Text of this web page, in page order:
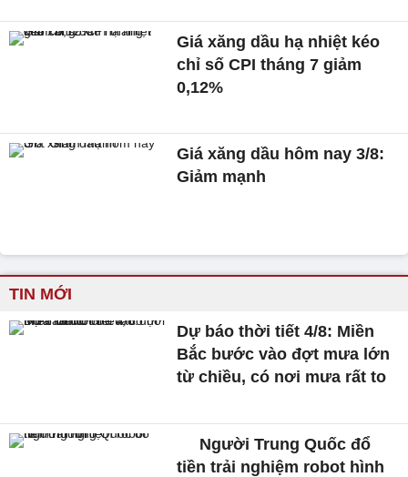
Giá xăng dầu hạ nhiệt kéo
chỉ số CPI tháng 7 giảm
0,12%
Giá xăng dầu hôm nay 3/8:
Giảm mạnh
TIN MỚI
Dự báo thời tiết 4/8: Miền
Bắc bước vào đợt mưa lớn
từ chiều, có nơi mưa rất to
Người Trung Quốc đổ
tiền trải nghiệm robot hình